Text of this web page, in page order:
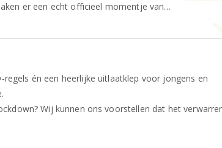
er een echt officieel momentje van…
regels én een heerlijke uitlaatklep voor jongens en
Wij kunnen ons voorstellen dat het